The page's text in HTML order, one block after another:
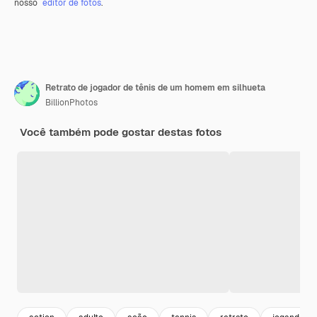
nosso editor de fotos.
Retrato de jogador de tênis de um homem em silhueta
BillionPhotos
Você também pode gostar destas fotos